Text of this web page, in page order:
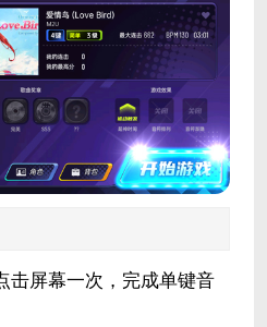
击屏幕一次，完成单键音